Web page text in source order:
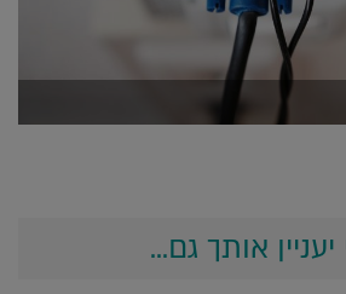
יעניין אותך גם...